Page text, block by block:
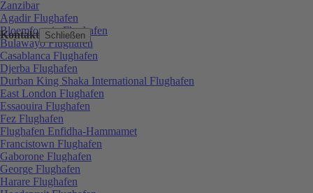
Kontakt Schließen
Zanzibar
Agadir Flughafen
Bloemfontein Flughafen
Bulawayo Flughafen
Casablanca Flughafen
Djerba Flughafen
Durban King Shaka International Flughafen
East London Flughafen
Essaouira Flughafen
Fez Flughafen
Flughafen Enfidha-Hammamet
Francistown Flughafen
Gaborone Flughafen
George Flughafen
Harare Flughafen